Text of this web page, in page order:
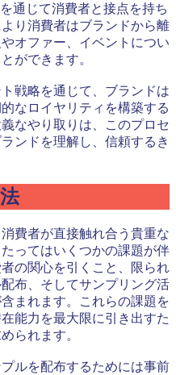
通じて消費者と接点を持ち
り消費者はブランドから離
オファー、イベントについ
ができます。
戦略を通じて、ブランドは
なロイヤリティを構築する
なやり取りは、このプロセ
ンドを理解し、信頼するき
費者が直接触れ合う貴重な
ってはいくつかの課題が伴
の関心を引くこと、限られ
布、そしてサンプリング活
まれます。これらの課題を
能力を最大限に引き出すた
られます。
ルを配布するためには事前